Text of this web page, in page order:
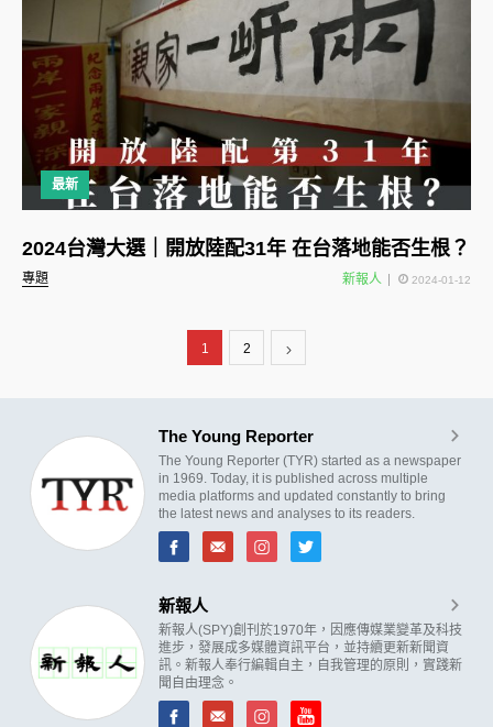
最新
專題
2024台灣大選｜開放陸配31年 在台落地能否生根？
新報人 2024-01-12
1 2
The Young Reporter
The Young Reporter (TYR) started as a newspaper
in 1969. Today, it is published across multiple
media platforms and updated constantly to bring
the latest news and analyses to its readers.
新報人
新報人(SPY)創刊於1970年，因應傳媒業變革及科技
進步，發展成多媒體資訊平台，並持續更新新聞資
訊。新報人奉行編輯自主，自我管理的原則，實踐新
聞自由理念。